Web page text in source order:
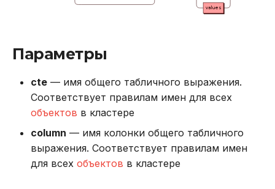
values
Параметры
cte — имя общего табличного выражения.
Соответствует правилам имен для всех
объектов в кластере
column — имя колонки общего табличного
выражения. Соответствует правилам имен
для всех объектов в кластере